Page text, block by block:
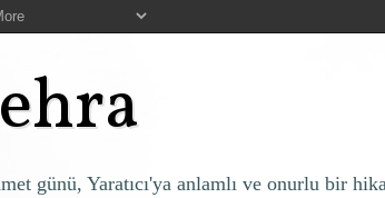
günü, Yaratıcı'ya anlamlı ve onurlu bir